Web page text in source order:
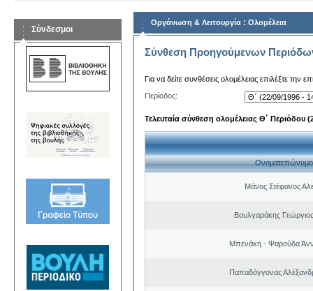
Σύνδεσμοι
Οργάνωση & Λειτουργία : Ολομέλεια
Σύνθεση Προηγούμενων
Για να δείτε συνθέσεις ολομέλειας επιλέξτε την
Περίοδος:
Τελευταία σύνθεση ολομέλειας Θ΄ Περιόδου
Ονοματεπώνυμο
Μάνος Στέφανος
Βουλγαράκης
Μπενάκη - Ψαρούδα
Παπαδόγγονας